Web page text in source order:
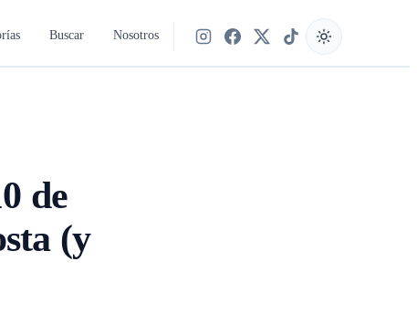
Buscar Nosotros
Síguenos en Instagram
Síguenos en Facebook
Síguenos en X
Síguenos en TikTok
de
(y